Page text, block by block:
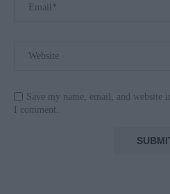
Save my name, email, and website
I comment.